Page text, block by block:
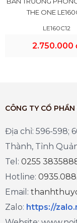
THE ONE
LE160C12
2.750.000
CÔNG TY CỔ
Địa chỉ: 596-598;
Thành, Tỉnh
Tel: 0255
Hotline:
Email:
Zalo: https://